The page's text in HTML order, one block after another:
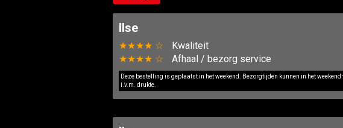
Ilse
★★★★ ☆
Kwaliteit
★★★★ ☆
Afhaal / bezorg service
Deze bestelling is geplaatst in het weekend. Bezorgtijden kunnen in het
i.v.m. drukte.